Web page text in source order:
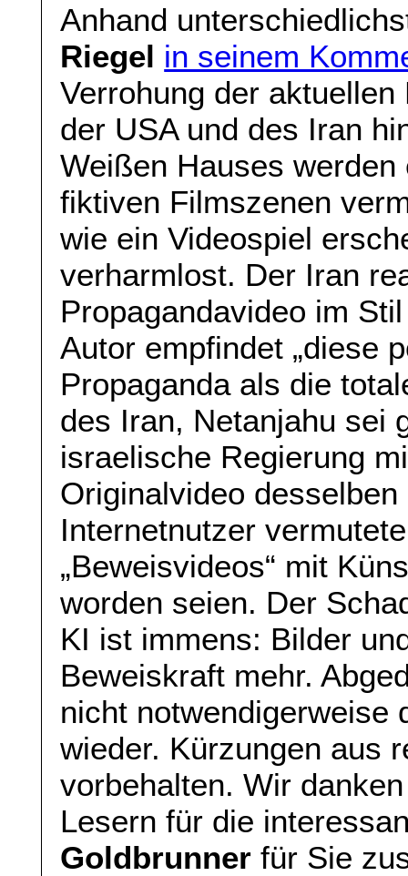
Anhand
Riegel in seinem
Verrohung der
der USA und des Iran
Weißen Hauses
fiktiven Filmszenen
wie ein Videospiel
verharmlost. Der Iran
Propagandavideo im
Autor empfindet „diese
Propaganda als die
des Iran, Netanjahu sei
israelische Regierung
Originalvideo
Internetnutzer
„Beweisvideos“ mit
worden seien. Der
KI ist immens: Bilder
Beweiskraft mehr.
nicht notwendigerweise
wieder. Kürzungen aus
vorbehalten. Wir
Lesern für die
Goldbrunner für Sie